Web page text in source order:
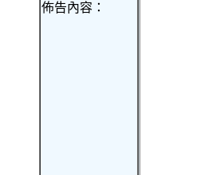
佈告內容：